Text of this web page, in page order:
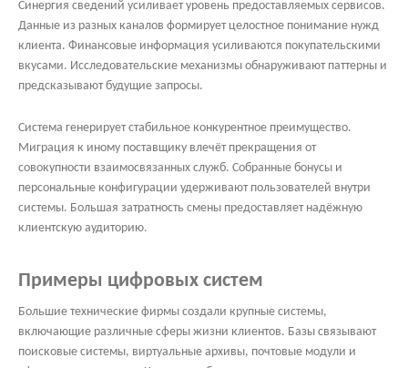
Синергия сведений усиливает уровень предоставляемых сервисов.
Данные из разных каналов формирует целостное понимание нужд
клиента. Финансовые информация усиливаются покупательскими
вкусами. Исследовательские механизмы обнаруживают паттерны и
предсказывают будущие запросы.
Система генерирует стабильное конкурентное преимущество.
Миграция к иному поставщику влечёт прекращения от
совокупности взаимосвязанных служб. Собранные бонусы и
персональные конфигурации удерживают пользователей внутри
системы. Большая затратность смены предоставляет надёжную
клиентскую аудиторию.
Примеры цифровых систем
Большие технические фирмы создали крупные системы,
включающие различные сферы жизни клиентов. Базы связывают
поисковые системы, виртуальные архивы, почтовые модули и